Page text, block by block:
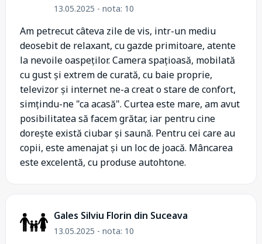
13.05.2025 - nota: 10
Am petrecut câteva zile de vis, intr-un mediu
deosebit de relaxant, cu gazde primitoare, atente
la nevoile oaspeților. Camera spațioasă, mobilată
cu gust și extrem de curată, cu baie proprie,
televizor și internet ne-a creat o stare de confort,
simțindu-ne "ca acasă". Curtea este mare, am avut
posibilitatea să facem grătar, iar pentru cine
dorește există ciubar și saună. Pentru cei care au
copii, este amenajat și un loc de joacă. Mâncarea
este excelentă, cu produse autohtone.
Gales Silviu Florin din Suceava
13.05.2025 - nota: 10